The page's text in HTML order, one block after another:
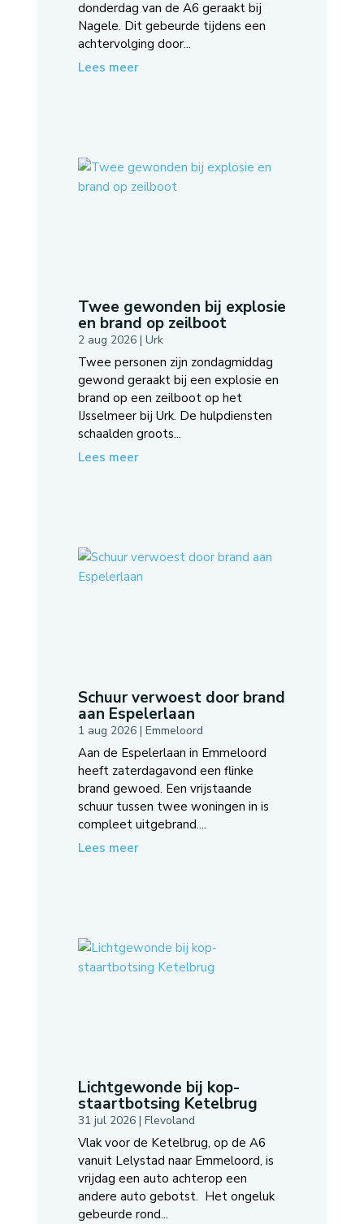
donderdag van de A6 geraakt bij
Nagele. Dit gebeurde tijdens een
achtervolging door...
Lees meer
Twee gewonden bij explosie
en brand op zeilboot
2 aug 2026| Urk
Twee personen zijn zondagmiddag
gewond geraakt bij een explosie en
brand op een zeilboot op het
IJsselmeer bij Urk. De hulpdiensten
schaalden groots...
Lees meer
Schuur verwoest door brand
aan Espelerlaan
1 aug 2026| Emmeloord
Aan de Espelerlaan in Emmeloord
heeft zaterdagavond een flinke
brand gewoed. Een vrijstaande
schuur tussen twee woningen in is
compleet uitgebrand....
Lees meer
Lichtgewonde bij kop-
staartbotsing Ketelbrug
31 jul 2026| Flevoland
Vlak voor de Ketelbrug, op de A6
vanuit Lelystad naar Emmeloord, is
vrijdag een auto achterop een
andere auto gebotst. Het ongeluk
gebeurde rond...